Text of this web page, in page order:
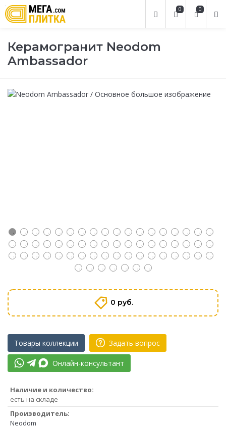
0
0
Керамогранит Neodom
Ambassador
0 руб.
Товары коллекции Задать вопрос
Онлайн-консультант
Наличие и количество:
есть на складе
Производитель:
Neodom